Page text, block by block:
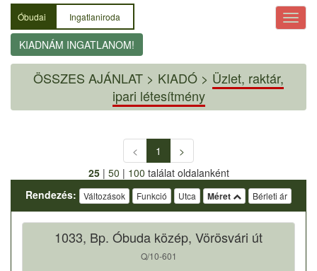
Óbudai Ingatlaniroda
KIADNÁM INGATLANOM!
ÖSSZES AJÁNLAT > KIADÓ > Üzlet, raktár,
ipari létesítmény
< 1
>
25| 50 | 100 találat oldalanként
Rendezés:
Változások Funkció Utca Méret Bérleti ár
1033, Bp. Óbuda közép, Vörösvári út
Q/10-601